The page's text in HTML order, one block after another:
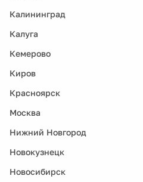
Калининград
Калуга
Кемерово
Киров
Красноярск
Москва
Нижний Новгород
Новокузнецк
Новосибирск